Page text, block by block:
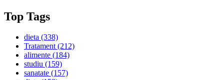
Top Tags
dieta (338)
Tratament(212)
alimente (184)
studiu (159)
sanatate (157)